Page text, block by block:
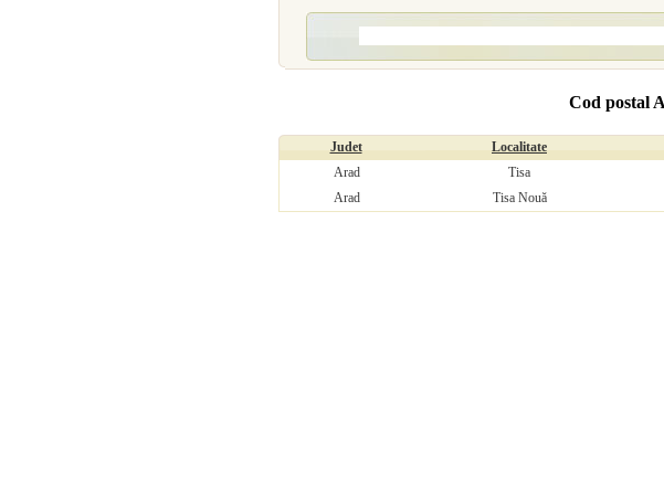
Cod postal
Judet Localitate
Arad
Tisa
Arad
Tisa Nouă